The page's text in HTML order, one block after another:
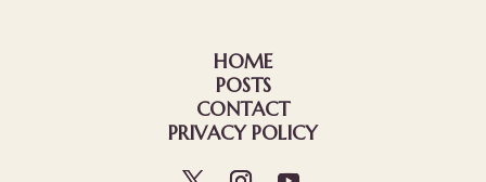
HOME
POSTS
CONTACT
PRIVACY POLICY